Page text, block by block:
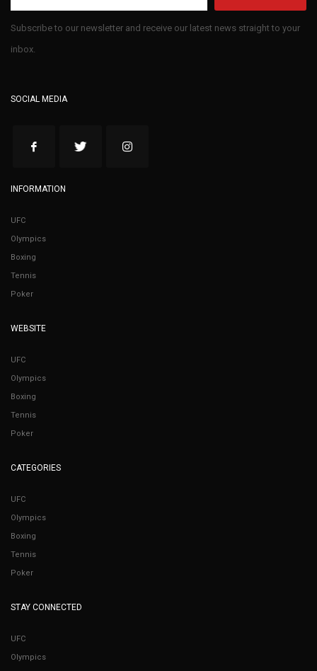
Subscribe to our newsletter and receive our latest news straight to your
inbox.
SOCIAL MEDIA
INFORMATION
UFC
Olympics
Boxing
Tennis
Poker
WEBSITE
UFC
Olympics
Boxing
Tennis
Poker
CATEGORIES
UFC
Olympics
Boxing
Tennis
Poker
STAY CONNECTED
UFC
Olympics